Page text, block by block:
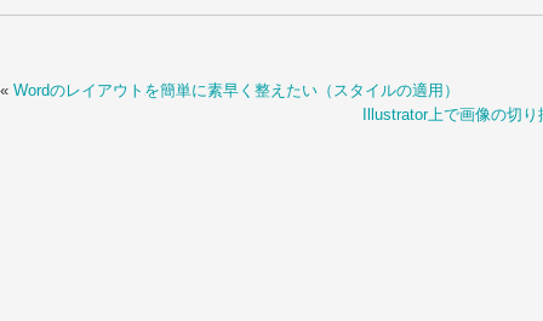
« Wordのレイアウトを簡単に素早く整えたい（スタイルの適用）
Illustrator上で画像の切